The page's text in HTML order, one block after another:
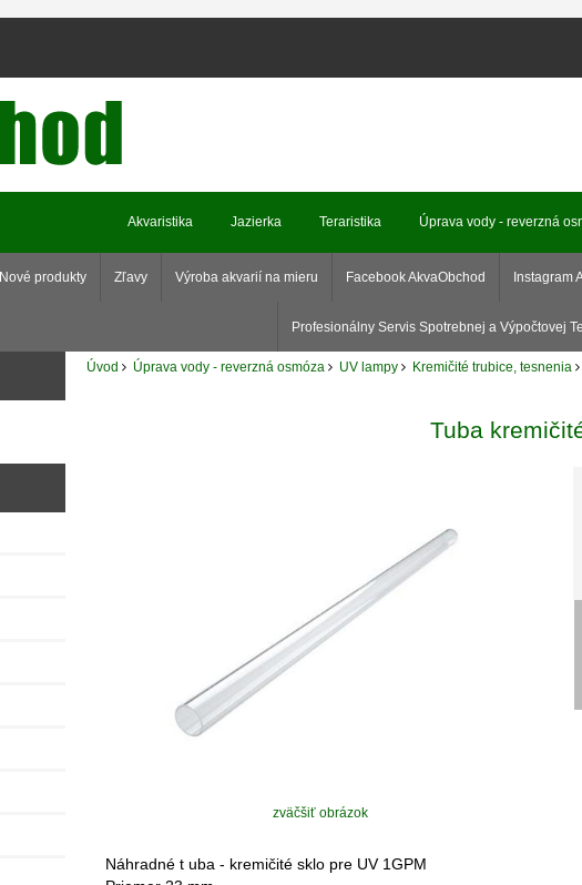
Akvaristika Jazierka Teraristika Úprava vody - reverzná
Nové produkty Zľavy Výroba akvarií na mieru Facebook AkvaObchod Instagram
Profesionálny Servis Spotrebnej a Výpočtovej
Úvod Úprava vody - reverzná osmóza UV lampy Kremičité trubice, tesnenia
Tuba
zväčšiť obrázok
Náhradné t uba - kremičité sklo pre UV 1GPM